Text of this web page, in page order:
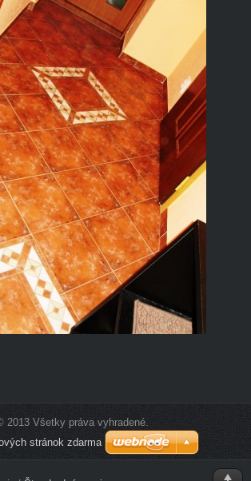
2013 Všetky práva vyhradené.
stránok zdarma